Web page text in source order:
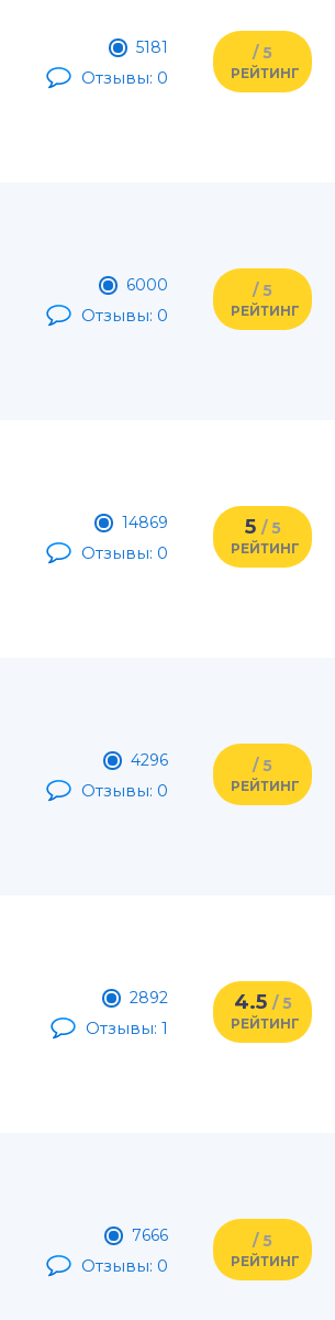
5181
Отзывы: 0
/ 5
РЕЙТИНГ
6000
Отзывы: 0
/ 5
РЕЙТИНГ
14869
Отзывы: 0
5 / 5
РЕЙТИНГ
4296
Отзывы: 0
/ 5
РЕЙТИНГ
2892
Отзывы: 1
4.5 / 5
РЕЙТИНГ
7666
Отзывы: 0
/ 5
РЕЙТИНГ